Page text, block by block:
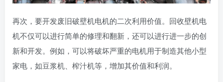
再次，要开发废旧破壁机电机的二次利用价值。回收壁机电
机不仅可以进行简单的修理和翻新，还可以进行进一步的创
新和开发。例如，可以将破坏严重的电机用于制造其他小型
家电，如豆浆机、榨汁机等，增加其价值和利润。